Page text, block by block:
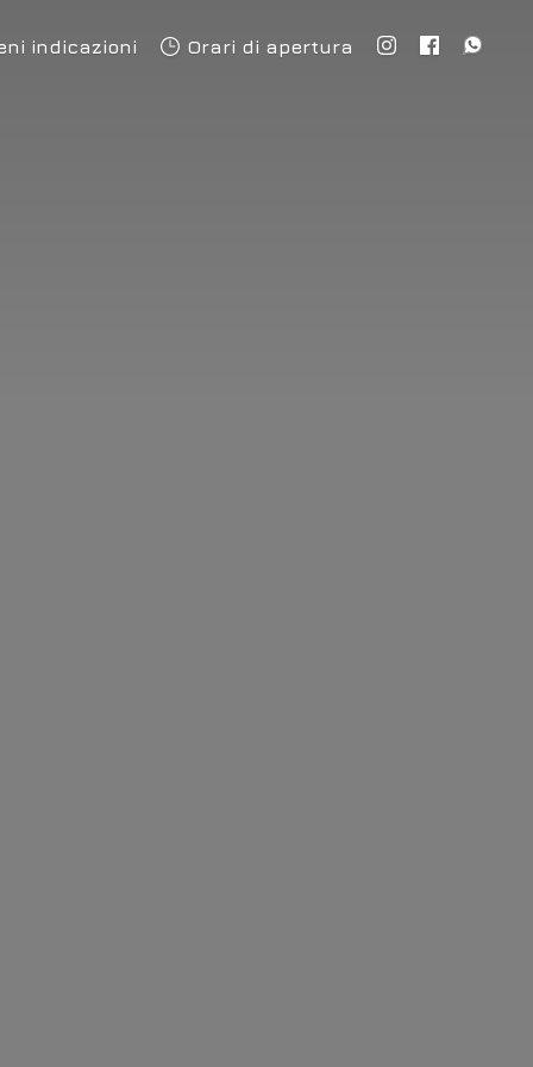
indicazioni Orari di apertura